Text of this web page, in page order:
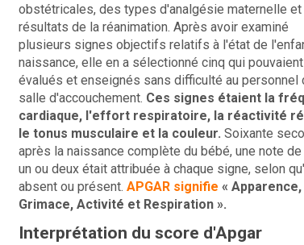
obstétricales, des types d'analgésie maternelle
résultats de la réanimation. Après avoir examiné
plusieurs signes objectifs relatifs à l'état de
naissance, elle en a sélectionné cinq qui
évalués et enseignés sans difficulté au personnel
salle d'accouchement. Ces signes étaient la
cardiaque, l'effort respiratoire, la réactivité
le tonus musculaire et la couleur. Soixante
après la naissance complète du bébé, une note
un ou deux était attribuée à chaque signe, selon
absent ou présent. APGAR signifie «
Grimace, Activité et Respiration ».
Interprétation du score d'Apgar